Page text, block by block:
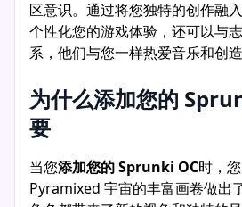
区意识。通过将您独特的创作融
个性化您的游戏体验，还可以与
系，他们与您一样热爱音乐和创造
为什么添加您的
要
当您添加您的 Sprunki OC时，
Pyramixed 宇宙的丰富画卷做出